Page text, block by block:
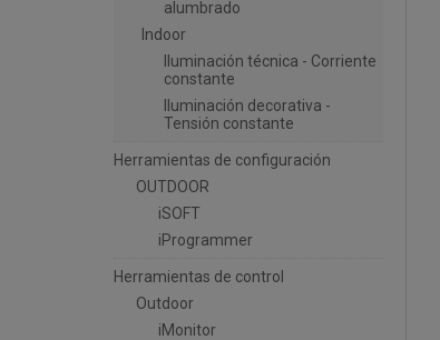
alumbrado
Indoor
Iluminación técnica - Corriente
constante
Iluminación decorativa -
Tensión constante
Herramientas de configuración
OUTDOOR
iSOFT
iProgrammer
Herramientas de control
Outdoor
iMonitor